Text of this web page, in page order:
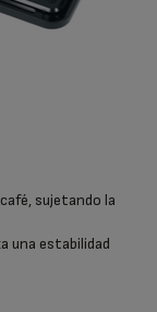
sujetando la
una estabilidad